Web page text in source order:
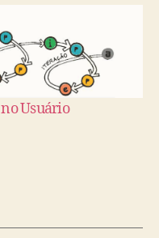
Usuário